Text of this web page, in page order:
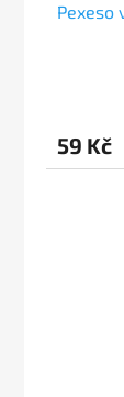
Pexeso
59 Kč